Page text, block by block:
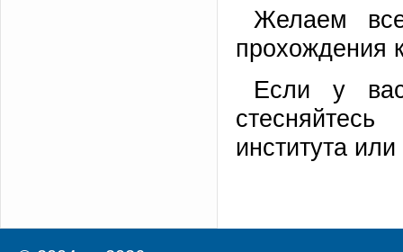
Желаем
прохождения
Если у
института